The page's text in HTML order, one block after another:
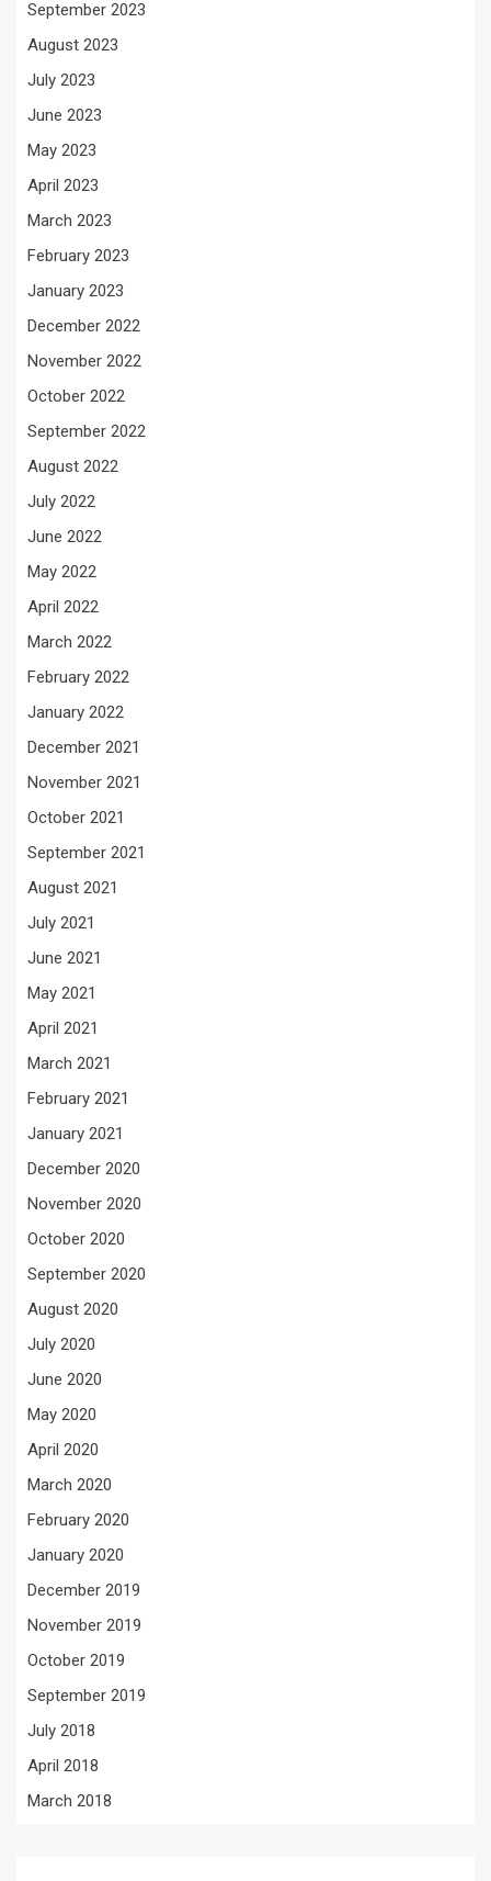
September 2023
August 2023
July 2023
June 2023
May 2023
April 2023
March 2023
February 2023
January 2023
December 2022
November 2022
October 2022
September 2022
August 2022
July 2022
June 2022
May 2022
April 2022
March 2022
February 2022
January 2022
December 2021
November 2021
October 2021
September 2021
August 2021
July 2021
June 2021
May 2021
April 2021
March 2021
February 2021
January 2021
December 2020
November 2020
October 2020
September 2020
August 2020
July 2020
June 2020
May 2020
April 2020
March 2020
February 2020
January 2020
December 2019
November 2019
October 2019
September 2019
July 2018
April 2018
March 2018